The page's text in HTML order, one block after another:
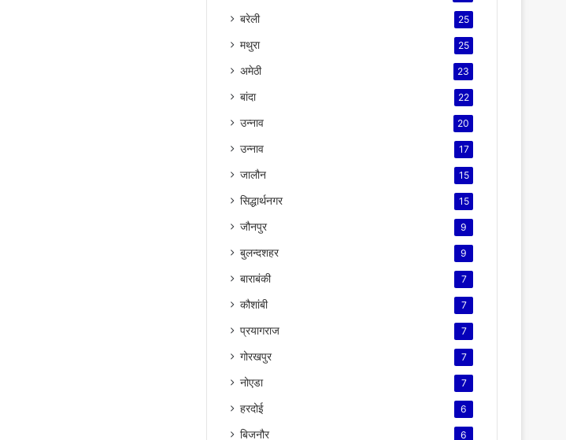
बरेली 25
मथुरा 25
अमेठी 23
बांदा 22
उन्नाव 20
उन्नाव 17
जालौन 15
सिद्धार्थनगर 15
जौनपुर 9
बुलन्दशहर 9
बाराबंकी 7
कौशांबी 7
प्रयागराज 7
गोरखपुर 7
नोएडा 7
हरदोई 6
बिजनौर 6